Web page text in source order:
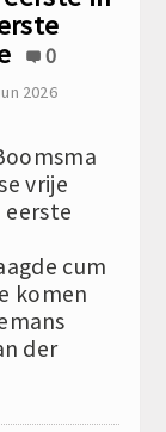
0
2026
vrije
eerste
cum
komen
der